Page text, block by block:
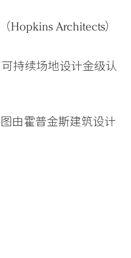
Hopkins Architects）
可持续场地设计金级认
由霍普金斯建筑设计